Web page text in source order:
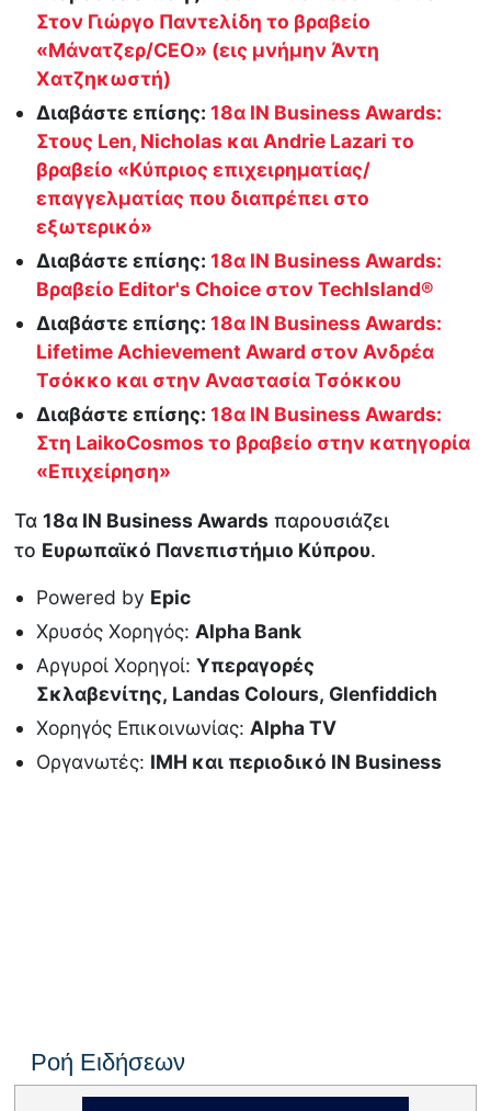
Στον Γιώργο Παντελίδη το βραβείο
«Μάνατζερ/CEO» (εις μνήμην Άντη
Χατζηκωστή)
Διαβάστε επίσης:18α IN Business Awards:
Στους Len, Nicholas και Andrie Lazari το
βραβείο «Κύπριος επιχειρηματίας/
επαγγελματίας που διαπρέπει στο
εξωτερικό»
Διαβάστε επίσης:18α IN Business Awards:
Βραβείο Editor's Choice στον TechIsland®
Διαβάστε επίσης:18α IN Business Awards:
Lifetime Achievement Award στον Ανδρέα
Τσόκκο και στην Αναστασία Τσόκκου
Διαβάστε επίσης:18α IN Business Awards:
Στη LaikoCosmos το βραβείο στην κατηγορία
«Επιχείρηση»
Τα18α ΙΝ Βusiness Awards παρουσιάζει
το Ευρωπαϊκό Πανεπιστήμιο Κύπρου.
Powered by Epic
Χρυσός Χορηγός: Alpha Bank
Αργυροί Χορηγοί:Υπεραγορές
Σκλαβενίτης, Landas Colours, Glenfiddich
Χορηγός Επικοινωνίας: Alpha TV
Οργανωτές: ΙΜΗ και περιοδικό IN Business
Ροή Ειδήσεων